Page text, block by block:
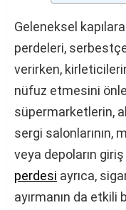
Geleneksel
perdeleri,
verirken,
nüfuz etmesini
süpermarketlerin,
sergi salonlarının,
veya depoların giriş
perdesi ayrıca,
ayırmanın da